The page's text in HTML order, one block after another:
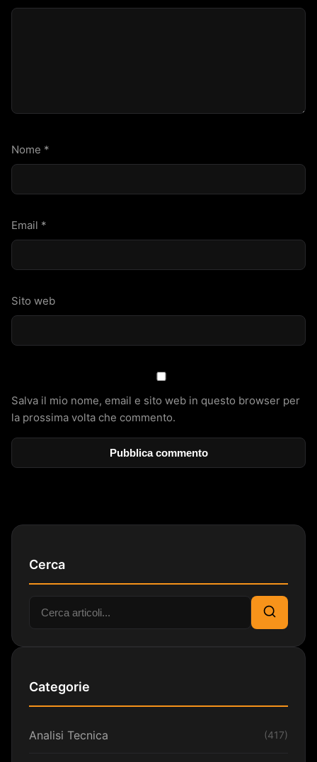
Nome *
Email *
Sito web
Salva il mio nome, email e sito web in questo browser per
la prossima volta che commento.
Cerca
Cerca:
Cerca
Categorie
Analisi Tecnica (417)